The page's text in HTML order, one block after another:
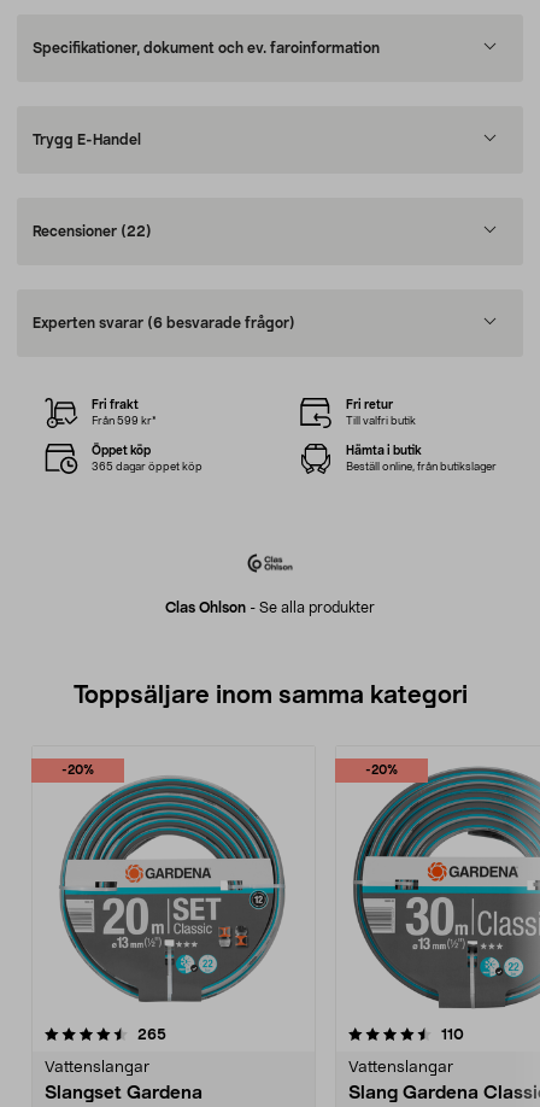
Specifikationer, dokument och ev. faroinformation
Trygg E-Handel
Recensioner (22)
Experten svarar (6 besvarade frågor)
Clas Ohlson - Se alla produkter
Fri frakt
Från 599 kr*
Fri retur
Till valfri butik
Öppet köp
365 dagar öppet köp
Hämta i butik
Beställ online, från butikslager
Toppsäljare inom samma kategori
-20%
265recensioner
Vattenslangar
Slangset Gardena
-20%
4.5 av 5 stjärnor 110
Vattenslangar
Slang Gardena
4.5 av 5 stjärnor